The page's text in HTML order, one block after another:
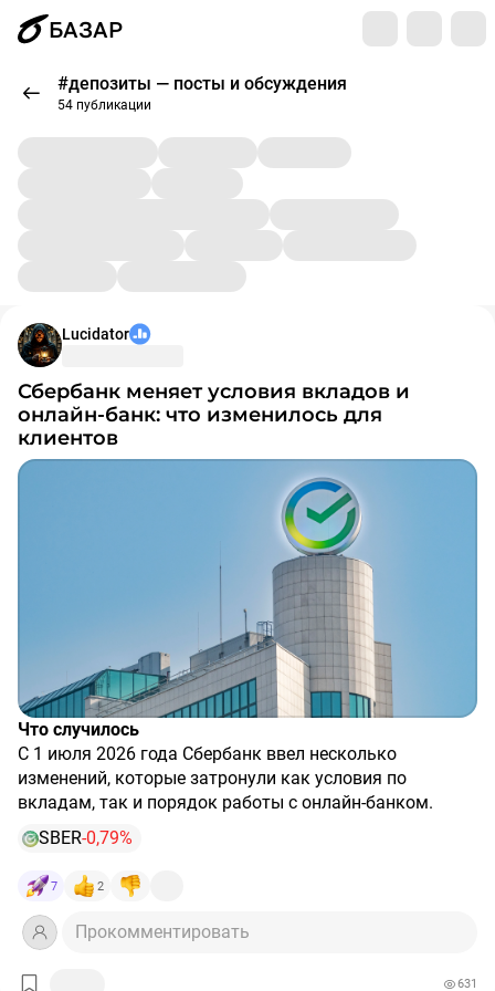
БАЗАР
#депозиты — посты и обсуждения
54 публикации
Lucidator
Сбербанк меняет условия вкладов и
онлайн-банк: что изменилось для
клиентов
Что случилось
С 1 июля 2026 года Сбербанк ввел несколько
изменений, которые затронули как условия по
вкладам, так и порядок работы с онлайн-банком.
Главное — банк пересмотрел систему надбавок к
ставкам по депозитам, а также усилил требования к
авторизации в мобильном приложении .
Что изменилось по вкладам
Сбер скорректировал правила начисления
дополнительных надбавок к базовым ставкам .
Теперь надбавки разделены на три категории:
SBER-0,79%
7 2
Прокомментировать
631